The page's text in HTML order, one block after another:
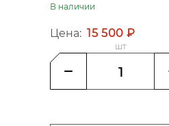
В наличии
Цена: 15 500 ₽
шт